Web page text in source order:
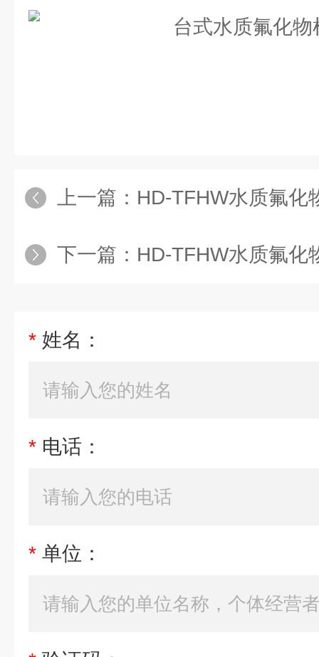
上一篇： HD-TFHW水质氟化
下一篇： HD-TFHW水质氟化
* 姓名：
* 电话：
* 单位：